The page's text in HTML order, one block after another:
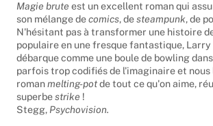
dynamique, Malédictionannonce des
Magie bruteest un excellent roman qui
son mélange de comics, desteampunk, de
N'hésitant pas à transformer une histoire
populaire en une fresque fantastique,
débarque comme une boule de bowling
parfois trop codifiés de l'imaginaire et nous
romanmelting-pot
de tout ce qu'on aime,
superbestrike!
Stegg,
Psychovision.